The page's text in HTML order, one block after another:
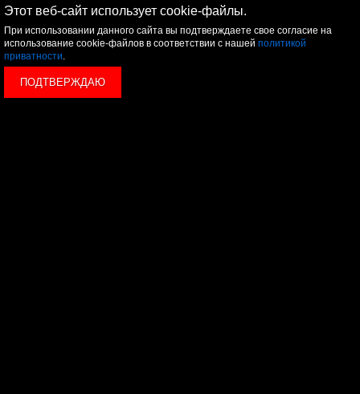
Этот веб-сайт использует cookie-файлы.
При использовании данного сайта вы подтверждаете свое согласие на
использование cookie-файлов в соответствии с нашей политикой
приватности.
ПОДТВЕРЖДАЮ
Я принимаю условияполитики обработки
персональных данных